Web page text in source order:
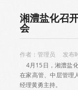
湘澧盐化召
会
作者：管理员 发布
4月15日，湘澧盐
在家高管、中层管理
经理黄勇主持。